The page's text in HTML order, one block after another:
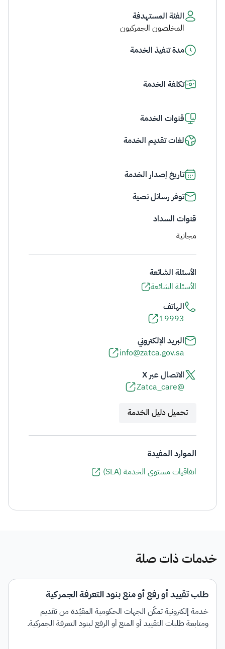
الفئة المستهدفة
المخلصون الجمركيون
مدة تنفيذ الخدمة
تكلفة الخدمة
قنوات الخدمة
لغات تقديم الخدمة
تاريخ إصدار الخدمة
توفر رسائل نصية
قنوات السداد
مجانية
الأسئلة الشائعة
الأسئلة الشائعة
الهاتف
19993
البريد الإلكتروني
info@zatca.gov.sa
الاتصال عبر X
@Zatca_care
تحميل دليل الخدمة
الموارد المفيدة
اتفاقيات مستوى الخدمة (SLA)
خدمات ذات صلة
طلب تقييد أو رفع أو منع بنود التعرفة الجمركية
خدمة إلكترونية تمكّن الجهات الحكومية المقيّدة من تقديم
ومتابعة طلبات التقييد أو المنع أو الرفع لبنود التعرفة الجمركية.